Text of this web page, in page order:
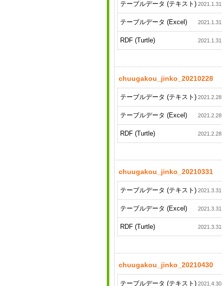
テーブルデータ (テキスト) 2021.1.31
テーブルデータ (Excel) 2021.1.31
RDF (Turtle) 2021.1.31
chuugakou_jinko_20210228
テーブルデータ (テキスト) 2021.2.28
テーブルデータ (Excel) 2021.2.28
RDF (Turtle) 2021.2.28
chuugakou_jinko_20210331
テーブルデータ (テキスト) 2021.3.31
テーブルデータ (Excel) 2021.3.31
RDF (Turtle) 2021.3.31
chuugakou_jinko_20210430
テーブルデータ (テキスト) 2021.4.30